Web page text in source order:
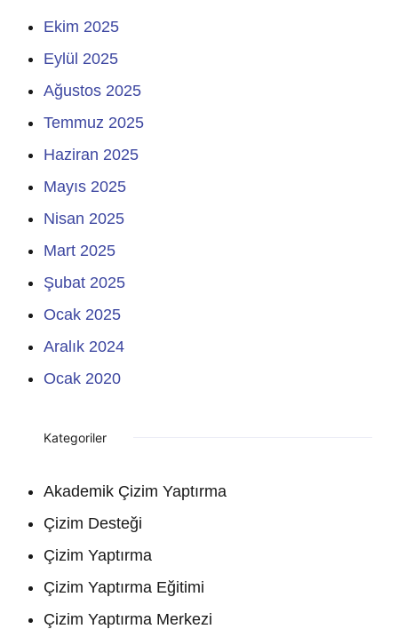
Ekim 2025
Eylül 2025
Ağustos 2025
Temmuz 2025
Haziran 2025
Mayıs 2025
Nisan 2025
Mart 2025
Şubat 2025
Ocak 2025
Aralık 2024
Ocak 2020
Kategoriler
Akademik Çizim Yaptırma
Çizim Desteği
Çizim Yaptırma
Çizim Yaptırma Eğitimi
Çizim Yaptırma Merkezi